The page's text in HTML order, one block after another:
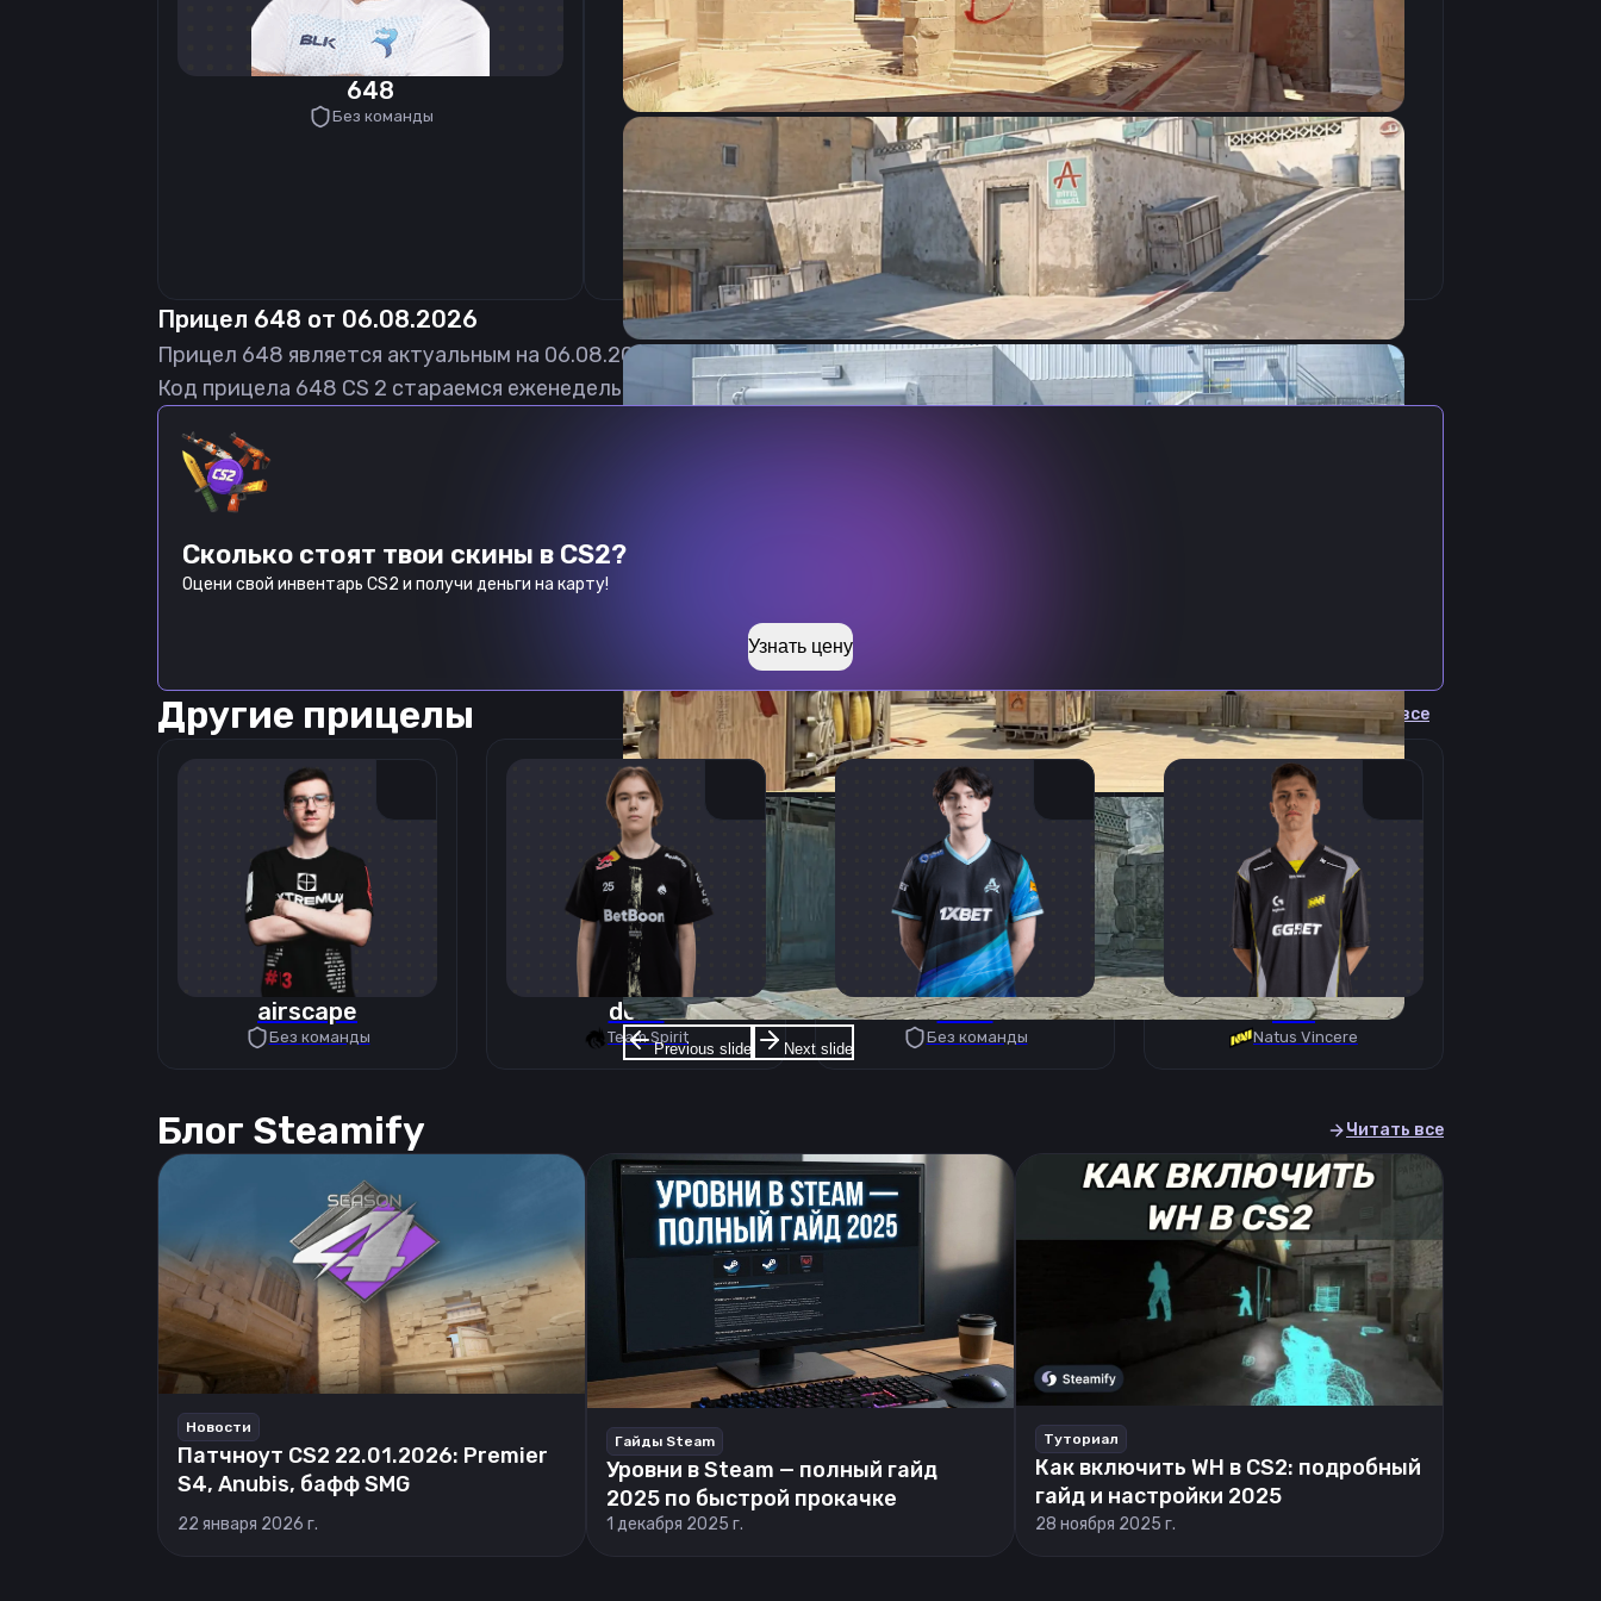
648
Без команды
Previous slide Next slide
CSGO-D7FSJ-ZV3CJ-snB5B-qc9BH-dwWPA
Скопировать
Прицел 648 от 06.08.2026
Прицел 648 является актуальным на 06.08.2026
Код прицела 648 CS 2 стараемся еженедельно обновлять, чтобы вы могли играть с актуальными настройками игрока.
Сколько стоят твои скины в CS2?
Оцени свой инвентарь CS2 и получи деньги на карту!
Узнать цену
Другие прицелы Cмотреть все
airscape
Без команды
donk
Team Spirit
deko
Без команды
B1T
Natus Vincere
Блог Steamify Читать все
Новости
Патчноут CS2 22.01.2026: Premier
S4, Anubis, бафф SMG
22 января 2026 г.
Гайды Steam
Уровни в Steam — полный гайд
2025 по быстрой прокачке
1 декабря 2025 г.
Туториал
Как включить WH в CS2: подробный
гайд и настройки 2025
28 ноября 2025 г.